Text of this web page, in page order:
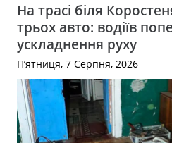
На трасі біля
трьох авто: водіїв
ускладнення руху
П’ятниця, 7 Серпня, 2026